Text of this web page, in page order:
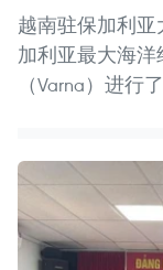
越南驻保加利亚
加利亚最大海
（Varna）进行